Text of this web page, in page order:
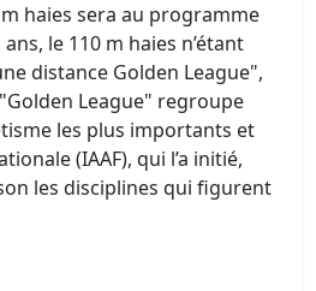
m haies sera au programme
le 110 m haies n’étant
distance Golden League",
League" regroupe
les plus importants et
(IAAF), qui l’a initié,
les disciplines qui figurent